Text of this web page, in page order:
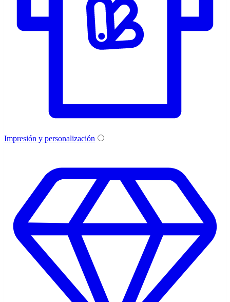
Impresión y personalización